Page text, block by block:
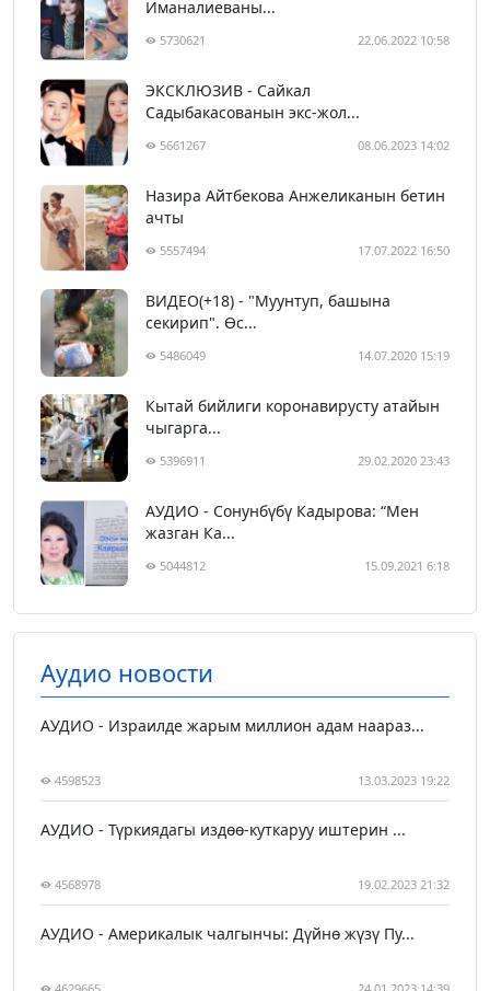
Иманалиеваны...
5730621 22.06.2022 10:58
ЭКСКЛЮЗИВ - Сайкал
Садыбакасованын экс-жол...
5661267 08.06.2023 14:02
Назира Айтбекова Анжеликанын бетин
ачты
5557494 17.07.2022 16:50
ВИДЕО(+18) - "Муунтуп, башына
секирип". Өс...
5486049 14.07.2020 15:19
Кытай бийлиги коронавирусту атайын
чыгарга...
5396911 29.02.2020 23:43
АУДИО - Сонунбүбү Кадырова: “Мен
жазган Ка...
5044812 15.09.2021 6:18
Аудио новости
АУДИО - Израилде жарым миллион адам наараз...
4598523 13.03.2023 19:22
АУДИО - Түркиядагы издөө-куткаруу иштерин ...
4568978 19.02.2023 21:32
АУДИО - Америкалык чалгынчы: Дүйнө жүзү Пу...